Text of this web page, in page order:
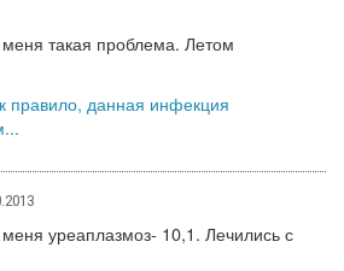
такая проблема. Летом
правило, данная инфекция
уреаплазмоз- 10,1. Лечились с